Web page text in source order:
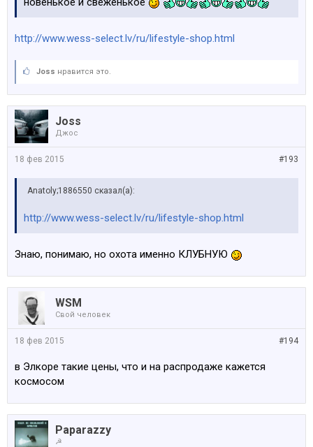
http://www.wess-select.lv/ru/lifestyle-shop.html
Joss нравится это.
Joss
Джос
#193
18 фев 2015
Anatoly;1886550 сказал(а):
http://www.wess-select.lv/ru/lifestyle-shop.html
Знаю, понимаю, но охота именно КЛУБНУЮ
WSM
Свой человек
#194
18 фев 2015
в Элкоре такие цены, что и на распродаже кажется
космосом
Paparazzy
☭